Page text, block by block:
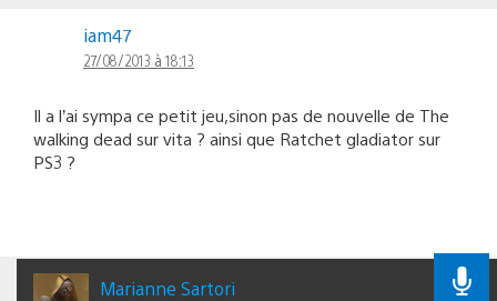
iam47
27/08/2013 à 18:13
Il a l’ai sympa ce petit jeu,sinon pas de nouvelle de The
walking dead sur vita ? ainsi que Ratchet gladiator sur
PS3 ?
Marianne Sartori